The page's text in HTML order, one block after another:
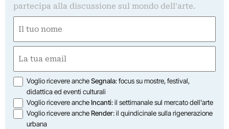
partecipa alla discussione sul mondo dell'arte.
(Obbligatorio)
Nome
(Obbligatorio)
Opzioni
Voglio ricevere ancheSegnala: focus su mostre, festival,
didattica ed eventi culturali
Voglio ricevere ancheIncanti: il settimanale sul mercato dell'arte
Voglio ricevere ancheRender: il quindicinale sulla rigenerazione
urbana